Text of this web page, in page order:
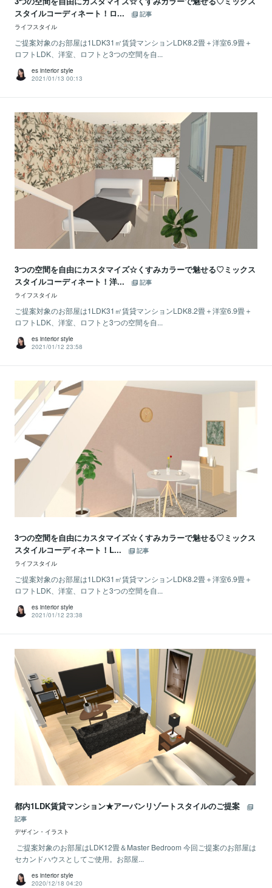
スタイルコーディネート！ロ...
記事
ライフスタイル
ご提案対象のお部屋は1LDK31㎡賃貸マンションLDK8.2畳＋洋室6.9畳＋
ロフトLDK、洋室、ロフトと3つの空間を自...
es interior style
2021/01/13 00:13
3つの空間を自由にカスタマイズ☆くすみカラーで魅せる♡ミックス
スタイルコーディネート！洋...
記事
ライフスタイル
ご提案対象のお部屋は1LDK31㎡賃貸マンションLDK8.2畳＋洋室6.9畳＋
ロフトLDK、洋室、ロフトと3つの空間を自...
es interior style
2021/01/12 23:58
3つの空間を自由にカスタマイズ☆くすみカラーで魅せる♡ミックス
スタイルコーディネート！L...
記事
ライフスタイル
ご提案対象のお部屋は1LDK31㎡賃貸マンションLDK8.2畳＋洋室6.9畳＋
ロフトLDK、洋室、ロフトと3つの空間を自...
es interior style
2021/01/12 23:38
都内1LDK賃貸マンション★アーバンリゾートスタイルのご提案
記事
デザイン・イラスト
ご提案対象のお部屋はLDK12畳＆Master Bedroom 今回ご提案のお部屋は
セカンドハウスとしてご使用。お部屋...
es interior style
2020/12/18 04:20